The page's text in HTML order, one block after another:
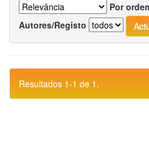
Por
Autores/Registo
Resultados 1-1 de 1.